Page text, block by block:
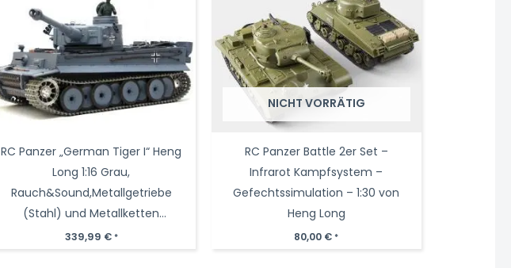
RC Panzer „German Tiger I“ Heng
Long 1:16 Grau,
Rauch&Sound,Metallgetriebe
(Stahl) und Metallketten
-2,4Ghz -V 7.0 – PRO mit RRZ
339,99 € *
NICHT VORRÄTIG
RC Panzer Battle 2er Set –
Infrarot Kampfsystem –
Gefechtssimulation – 1:30 von
Heng Long
80,00 € *